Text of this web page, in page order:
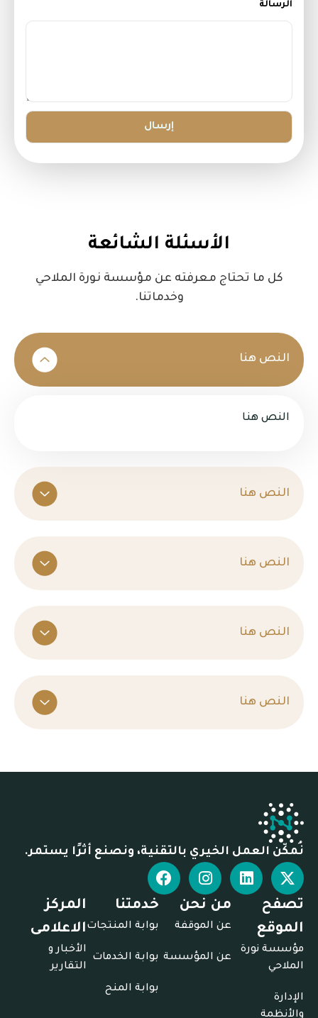
الرسالة
الأسئلة الشائعة
كل ما تحتاج معرفته عن مؤسسة نورة الملاحي
وخدماتنا.
النص هنا
النص هنا
النص هنا
النص هنا
النص هنا
النص هنا
نُمكّن العمل الخيري بالتقنية، ونصنع أثرًا يستمر.
تصفح
الموقع
مؤسسة نورة
الملاحي
الإدارة
والأنظمة
من نحن
عن الموقفة
عن المؤسسة
خدمتنا
بوابة المنتجات
بوابة الخدمات
بوابة المنح
المركز
الاعلامى
الأخبار و
التقارير